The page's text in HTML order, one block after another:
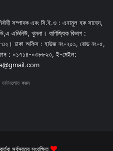
সম্পাদক এবং সি.ই.ও : এনামুল হক সাহেদ,
এভিনিউ, খুলনা। বাণিজ্যিক বিভাগ :
ঢাকা অফিস : হাউজ নং-২০১, রোড নং-৫,
: ০১৭১৪-০৩৮৮২৩, ই-মেইল:
ডাউনলোড করুন
সর্বস্বত্ব সংরক্ষিত